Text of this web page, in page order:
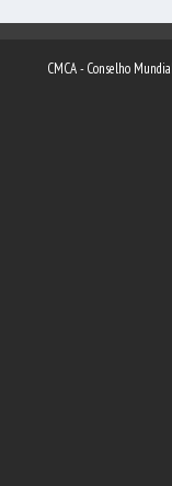
CMCA - Conselho